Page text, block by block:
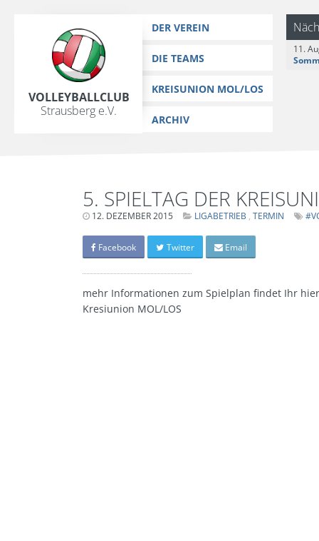
springen
Volleyballclub
Strausberg e.V.
DER VEREIN
DIE TEAMS
KREISUNION MOL/LOS
ARCHIV
11.
5. SPIELTAG DER
12. DEZEMBER 2015 LETZTE
15.
MÄRZ
2024
06:39
LIGABETRIEB TERMIN
Facebook Twitter Email
mehr Informationen zum Spielplan findet Ihr
Kresiunion MOL/LOS